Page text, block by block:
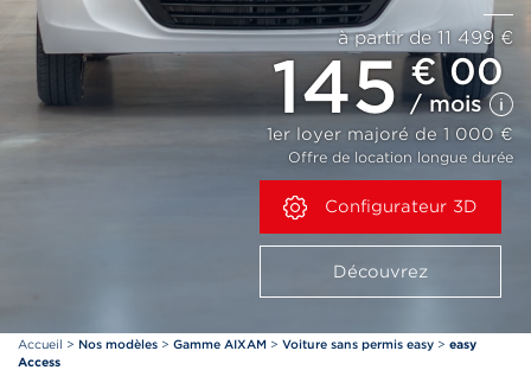
à partir de 11 499 €
145 € 00
/ mois
1er loyer majoré de 1 000 €
Offre de location longue durée
Configurateur 3D
Découvrez
Accueil > Nos modèles > Gamme AIXAM > Voiture sans permis easy > easy
Access